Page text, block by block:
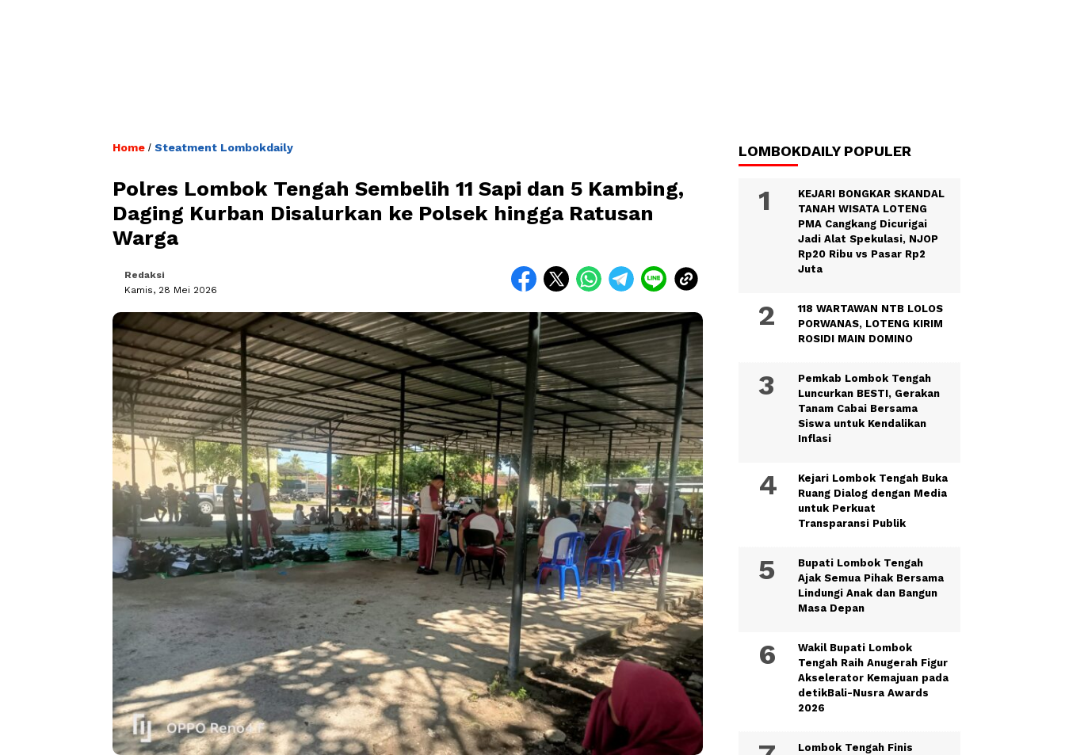
Home / Steatment Lombokdaily
Polres Lombok Tengah Sembelih 11 Sapi dan 5 Kambing,
Daging Kurban Disalurkan ke Polsek hingga Ratusan
Warga
Redaksi
Kamis, 28 Mei 2026
LOMBOKDAILY POPULER
KEJARI BONGKAR SKANDAL
TANAH WISATA LOTENG
PMA Cangkang Dicurigai
Jadi Alat Spekulasi, NJOP
Rp20 Ribu vs Pasar Rp2
Juta
118 WARTAWAN NTB LOLOS
PORWANAS, LOTENG KIRIM
ROSIDI MAIN DOMINO
Pemkab Lombok Tengah
Luncurkan BESTI, Gerakan
Tanam Cabai Bersama
Siswa untuk Kendalikan
Inflasi
Kejari Lombok Tengah Buka
Ruang Dialog dengan Media
untuk Perkuat
Transparansi Publik
Bupati Lombok Tengah
Ajak Semua Pihak Bersama
Lindungi Anak dan Bangun
Masa Depan
Wakil Bupati Lombok
Tengah Raih Anugerah Figur
Akselerator Kemajuan pada
detikBali-Nusra Awards
2026
Lombok Tengah Finis